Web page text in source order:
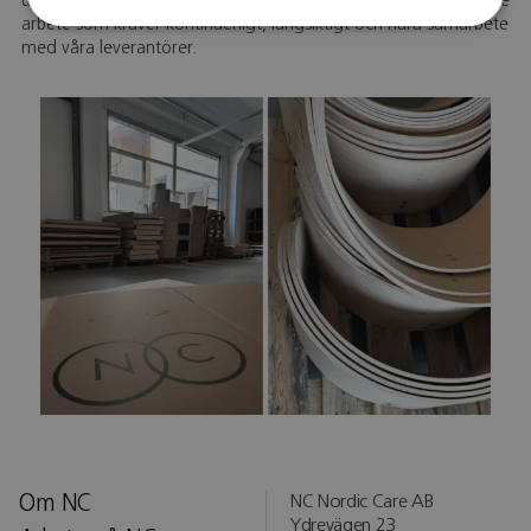
arbete som kräver kontinuerligt, långsiktigt och nära samarbete
med våra leverantörer.
Om NC
NC Nordic Care AB
Ydrevägen 23